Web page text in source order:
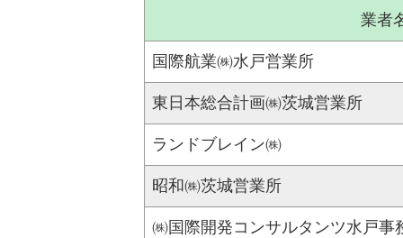
業者
国際航業㈱水戸営業所
東日本総合計画㈱茨城営業所
ランドブレイン㈱
昭和㈱茨城営業所
㈱国際開発コンサルタンツ水戸事